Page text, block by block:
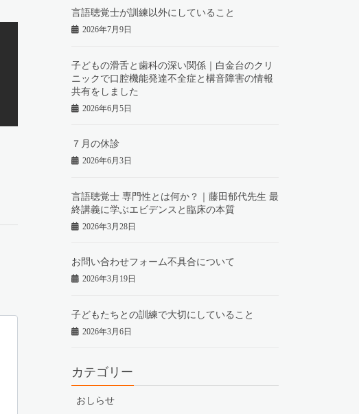
言語聴覚士が訓練以外にしていること
2026年7月9日
子どもの滑舌と歯科の深い関係｜白金台のクリ
ニックで口腔機能発達不全症と構音障害の情報
共有をしました
2026年6月5日
７月の休診
2026年6月3日
言語聴覚士 専門性とは何か？｜藤田郁代先生 最
終講義に学ぶエビデンスと臨床の本質
2026年3月28日
お問い合わせフォーム不具合について
2026年3月19日
子どもたちとの訓練で大切にしていること
2026年3月6日
カテゴリー
おしらせ